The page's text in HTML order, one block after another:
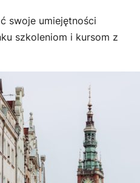
swoje umiejętności
szkoleniom i kursom z